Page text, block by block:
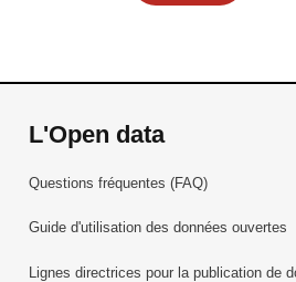
L'Open data
Questions fréquentes (FAQ)
Guide d'utilisation des données ouvertes
Lignes directrices pour la publication de